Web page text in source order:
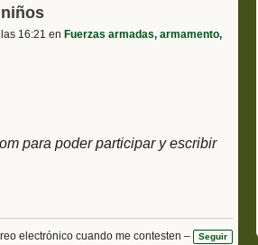
16:21 en Fuerzas armadas, armamento,
para poder participar y escribir
electrónico cuando me contesten – Seguir